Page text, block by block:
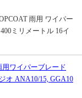
雨用 ワイパー
ミリメートル 16イ
ワイパーブレード
オ ANA10/15, GGA10